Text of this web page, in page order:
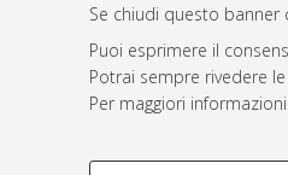
Se chiudi questo banner
Puoi esprimere il
Potrai sempre rivedere
Per maggiori informazioni
COOKIE DI
Rss 1.0
Rss 2.0